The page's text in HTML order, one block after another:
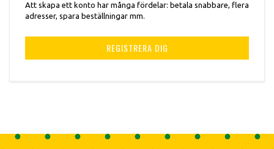
Att skapa ett konto har många fördelar: betala snabbare, flera
adresser, spara beställningar mm.
REGISTRERA DIG